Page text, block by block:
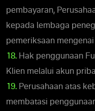
pembayaran,
kepada lembaga
pemeriksaan
18. Hak penggunaan
Klien melalui akun
19. Perusahaan atas
membatasi